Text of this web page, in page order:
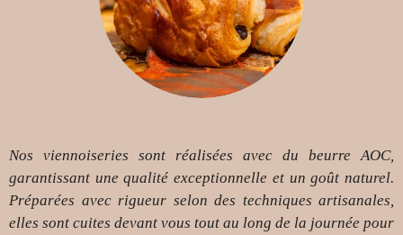
Nos viennoiseries sont réalisées avec du beurre AOC,
garantissant une qualité exceptionnelle et un goût naturel.
Préparées avec rigueur selon des techniques artisanales,
elles sont cuites devant vous tout au long de la journée pour